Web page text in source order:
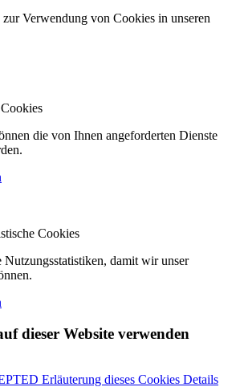
Verwendung von Cookies in unseren
die von Ihnen angeforderten Dienste
Cookies
Nutzungsstatistiken, damit wir unser
dieser Website verwenden
Erläuterung dieses Cookies Details